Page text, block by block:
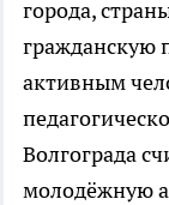
города,
гражданскую
активным
Волгограда
молодёжную